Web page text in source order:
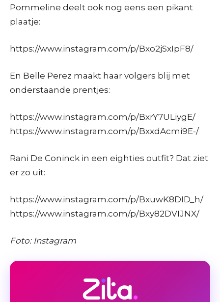
Pommeline deelt ook nog eens een pikant
plaatje:
https://www.instagram.com/p/Bxo2jSxIpF8/
En Belle Perez maakt haar volgers blij met
onderstaande prentjes:
https://www.instagram.com/p/BxrY7ULiygE/
https://www.instagram.com/p/BxxdAcmi9E-/
Rani De Coninck in een eighties outfit? Dat ziet
er zo uit:
https://www.instagram.com/p/BxuwK8DID_h/
https://www.instagram.com/p/Bxy82DVIJNX/
Foto: Instagram